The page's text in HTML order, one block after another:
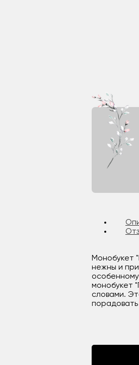
Монобукет
нежны и
монобукет
словами.